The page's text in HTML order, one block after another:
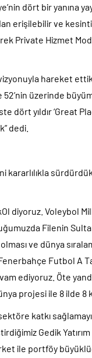
dört bir yanına
erişilebilir ve
Private Hizmet
hareket
üzerinde
dört yıldır ‘Great
dedi.
diyoruz. Voleybol
Filenin
ve dünya
Futbol A
ediyoruz. Öte
projesi ile 8 ilde 8
sektöre katkı
Gedik
ile portföy